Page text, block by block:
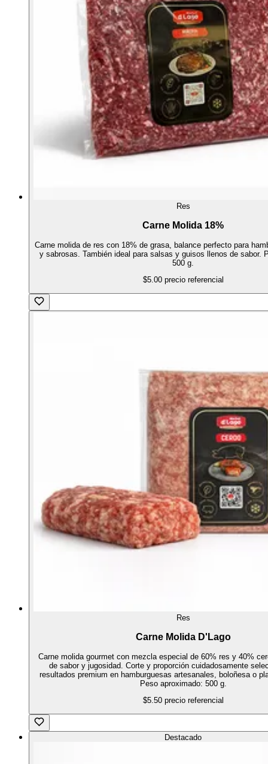
Res
Carne Molida 18%
Carne molida de res con 18% de grasa, balance perfecto para
y sabrosas. También ideal para salsas y guisos llenos de sabor.
500 g.
$5.00 precio referencial
Res
Carne Molida D'Lago
Carne molida gourmet con mezcla especial de 60% res y 40%
de sabor y jugosidad. Corte y proporción cuidadosamente
resultados premium en hamburguesas artesanales, boloñesa o
Peso aproximado: 500 g.
$5.50 precio referencial
Destacado